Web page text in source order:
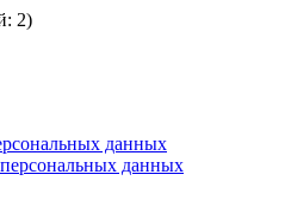
2)
данных
данных